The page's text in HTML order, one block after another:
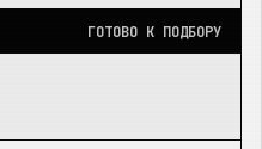
ГОТОВО К ПОДБОРУ